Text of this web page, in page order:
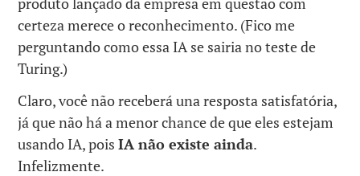
certeza merece o reconhecimento. (Fico me
perguntando como essa IA se sairia no teste de
Turing.)
Claro, você não receberá una resposta satisfatória,
já que não há a menor chance de que eles estejam
usando IA, poisIA não existe ainda.
Infelizmente.